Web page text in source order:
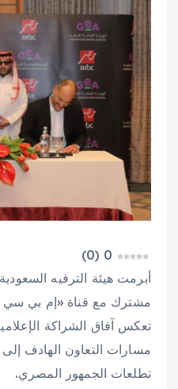
0
(
0
)
أبرمت هيئة الترفيه
مشترك مع قناة «إم بي
تعكس آفاق الشراكة
مسارات التعاون الهادف
تطلعات الجمهور المصري.